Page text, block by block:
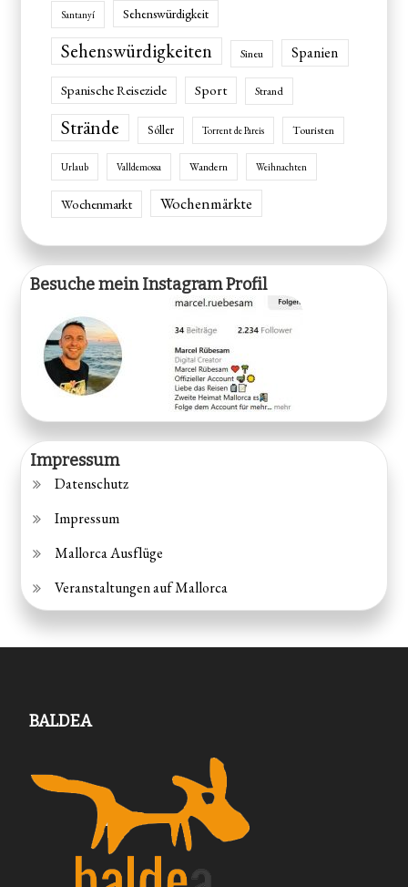
Santanyí Sehenswürdigkeit
Sehenswürdigkeiten Sineu Spanien
Spanische Reiseziele Sport Strand
Strände Sóller Torrent de Pareis Touristen
Urlaub Valldemossa Wandern Weihnachten
Wochenmarkt Wochenmärkte
Besuche mein Instagram Profil
Impressum
Datenschutz
Impressum
Mallorca Ausflüge
Veranstaltungen auf Mallorca
BALDEA